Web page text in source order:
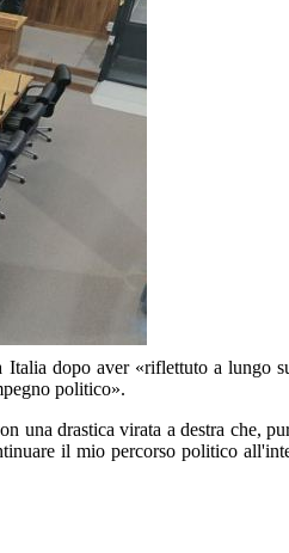
dopo aver «riflettuto a lungo
politico».
drastica virata a destra che,
il mio percorso politico